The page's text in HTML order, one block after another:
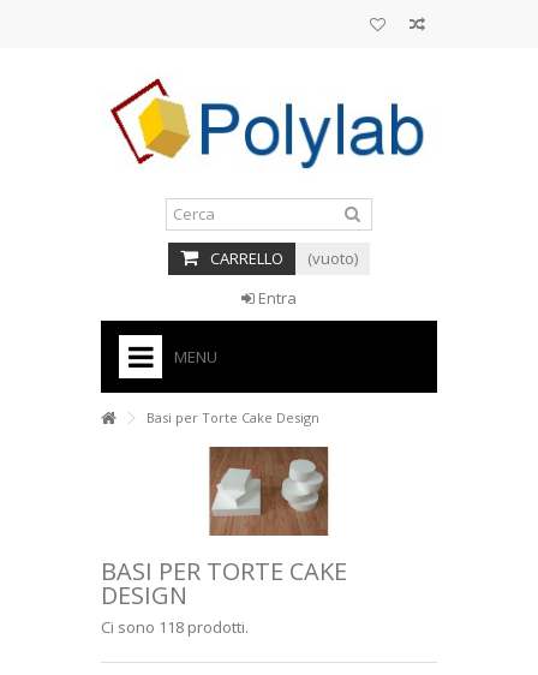
CARRELLO
(vuoto)
Entra
MENU
HOME
BASI PER TORTE CAKE DESIGN
SAGOME EDILIZIA
Basi per Torte Cake Design
BASI PER TORTE CAKE
DESIGN
Ci sono 118 prodotti.